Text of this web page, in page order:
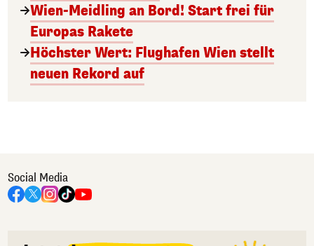
Wien-Meidling an Bord! Start frei für
Europas Rakete
Höchster Wert: Flughafen Wien stellt
neuen Rekord auf
Social Media